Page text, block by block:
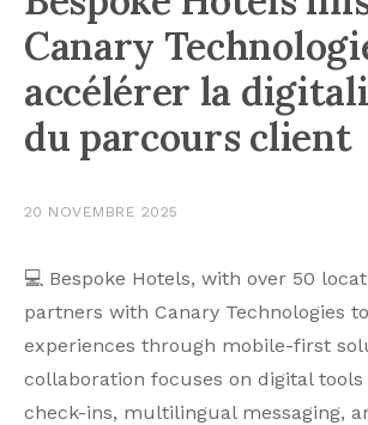
Canary
accélérer la
du parcours client
20 NOVEMBRE 2025
💻 Bespoke Hotels, with over 50
partners with Canary Technologies
experiences through mobile-first
collaboration focuses on digital
check-ins, multilingual messaging,